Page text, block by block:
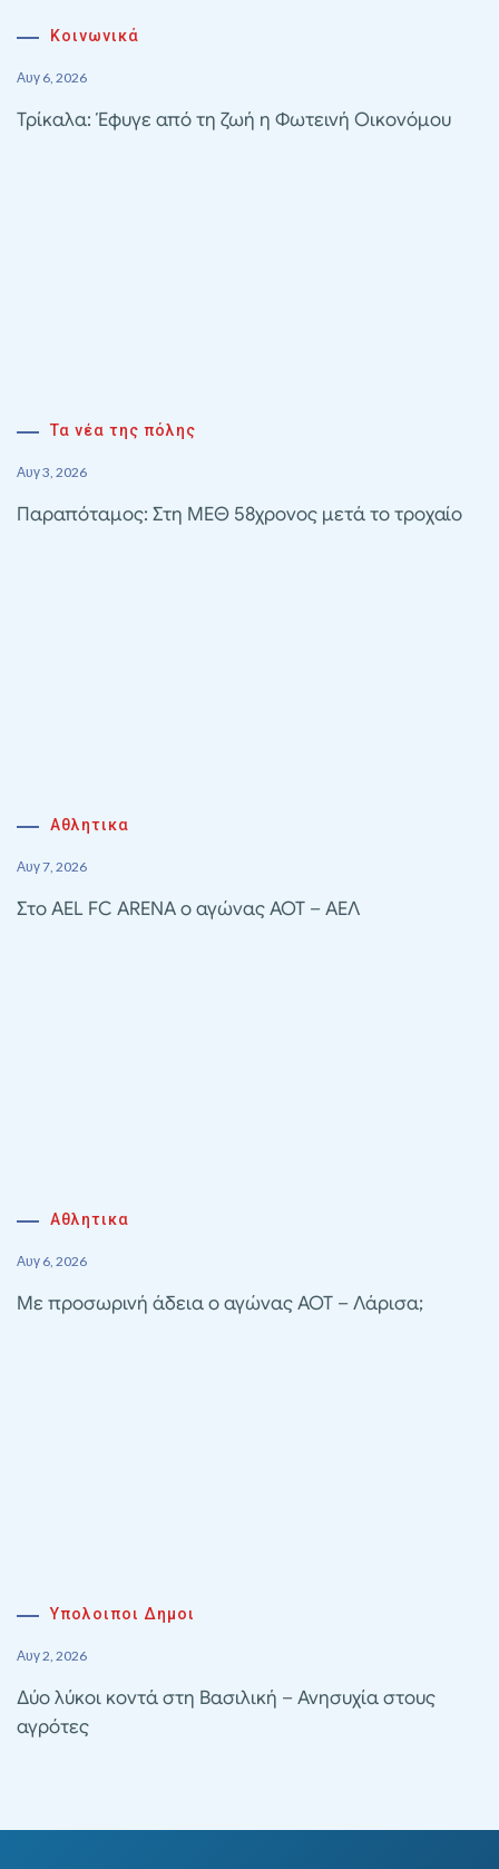
Κοινωνικά
Αυγ 6, 2026
Τρίκαλα: Έφυγε από τη ζωή η Φωτεινή Οικονόμου
Τα νέα της πόλης
Αυγ 3, 2026
Παραπόταμος: Στη ΜΕΘ 58χρονος μετά το τροχαίο
Αθλητικα
Αυγ 7, 2026
Στο AEL FC ARENA ο αγώνας ΑΟΤ – ΑΕΛ
Αθλητικα
Αυγ 6, 2026
Με προσωρινή άδεια ο αγώνας ΑΟΤ – Λάρισα;
Υπολοιποι Δημοι
Αυγ 2, 2026
Δύο λύκοι κοντά στη Βασιλική – Ανησυχία στους
αγρότες